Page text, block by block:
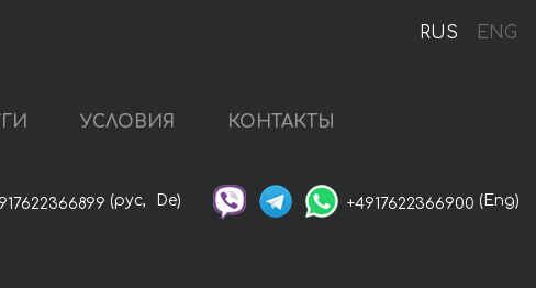
RUS ENG
УСЛОВИЯ КОНТАКТЫ
(рус, De) +4917622366900 (Eng)